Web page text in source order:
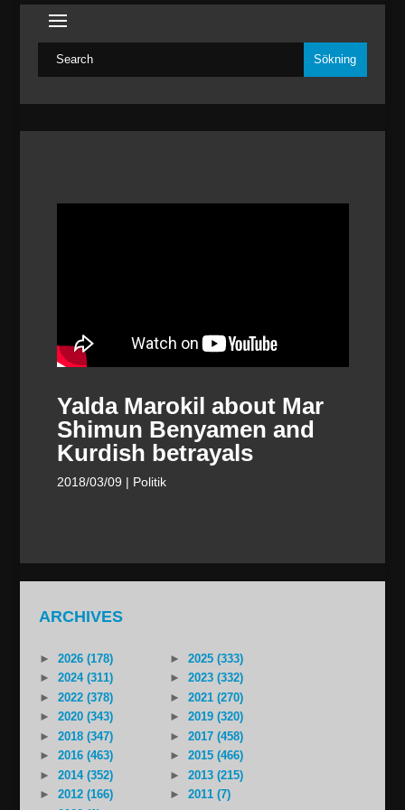
Yalda Marokil about Mar
Shimun Benyamen and
Kurdish betrayals
2018/03/09 | Politik
ARCHIVES
► 2026 (178) ►
2025 (333)
►
2024 (311) ►
2023 (332)
►
2022 (378) ►
2021 (270)
►
2020 (343) ►
2019 (320)
►
2018 (347) ►
2017 (458)
►
2016 (463) ►
2015 (466)
►
2014 (352) ►
2013 (215)
►
2012 (166) ►
2011 (7)